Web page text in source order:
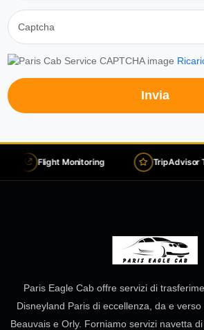
Invia
Flight Monitoring TripAdvisor
Paris Eagle Cab offre servizi di
Disneyland Paris di eccellenza, da e verso
Beauvais e Orly. Forniamo servizi navetta